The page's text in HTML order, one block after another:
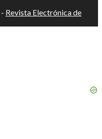
- Revista Electrónica de